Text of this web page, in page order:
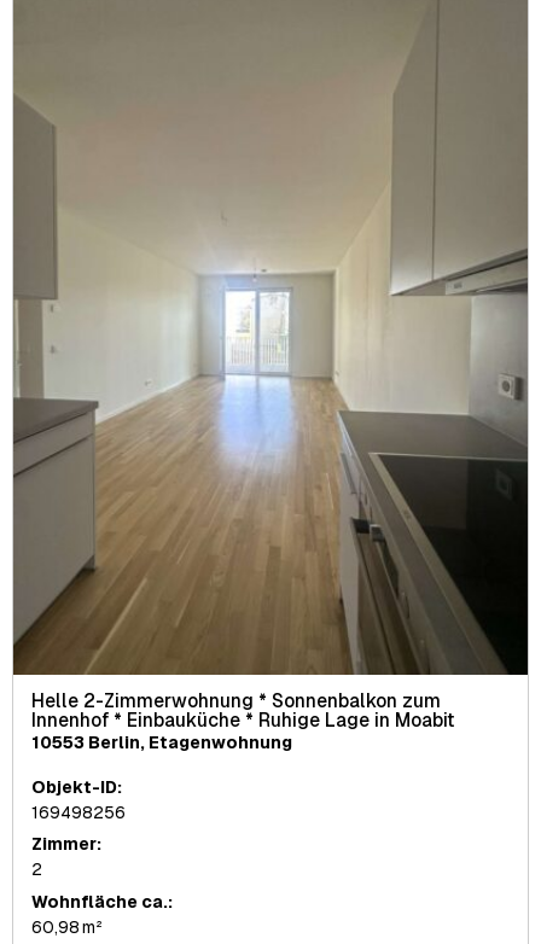
Helle 2-Zimmerwohnung * Sonnenbalkon zum
Innenhof * Einbauküche * Ruhige Lage in Moabit
10553 Berlin, Etagenwohnung
Objekt-ID:
169498256
Zimmer:
2
Wohnfläche ca.:
60,98 m²